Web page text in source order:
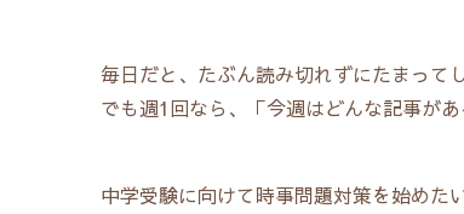
毎日だと、たぶん読み切れずにたまって
でも週1回なら、「今週はどんな記事があ
中学受験に向けて時事問題対策を始めた